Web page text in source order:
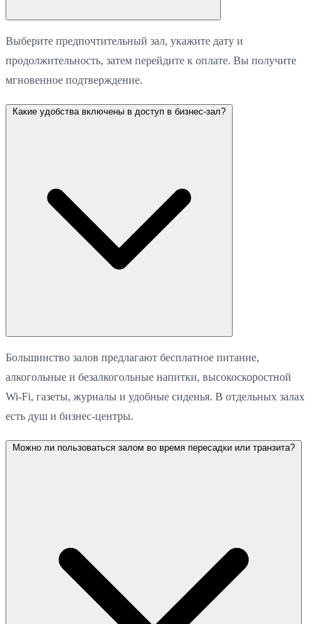
Выберите предпочтительный зал, укажите дату и
продолжительность, затем перейдите к оплате. Вы получите
мгновенное подтверждение.
Какие удобства включены в доступ в бизнес-зал?
Большинство залов предлагают бесплатное питание,
алкогольные и безалкогольные напитки, высокоскоростной
Wi-Fi, газеты, журналы и удобные сиденья. В отдельных залах
есть душ и бизнес-центры.
Можно ли пользоваться залом во время пересадки или транзита?